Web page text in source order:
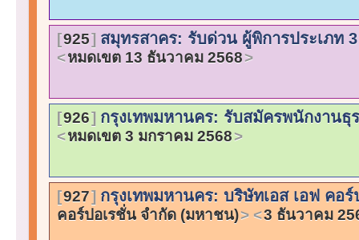
925 สมุทรสาคร: รับด่วน ผู้พิการประเภท
หมดเขต 13 ธันวาคม 2568
926 กรุงเทพมหานคร: รับสมัครพนักงานธุ
หมดเขต 3 มกราคม 2568
927 กรุงเทพมหานคร: บริษัทเอส เอฟ ค
คอร์ปอเรชั่น จำกัด (มหาชน) 3 ธันวาคม